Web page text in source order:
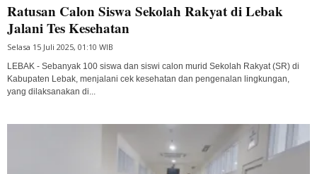
Ratusan Calon Siswa Sekolah Rakyat di Lebak
Jalani Tes Kesehatan
Selasa 15 Juli 2025, 01:10 WIB
LEBAK - Sebanyak 100 siswa dan siswi calon murid Sekolah Rakyat (SR) di
Kabupaten Lebak, menjalani cek kesehatan dan pengenalan lingkungan,
yang dilaksanakan di...